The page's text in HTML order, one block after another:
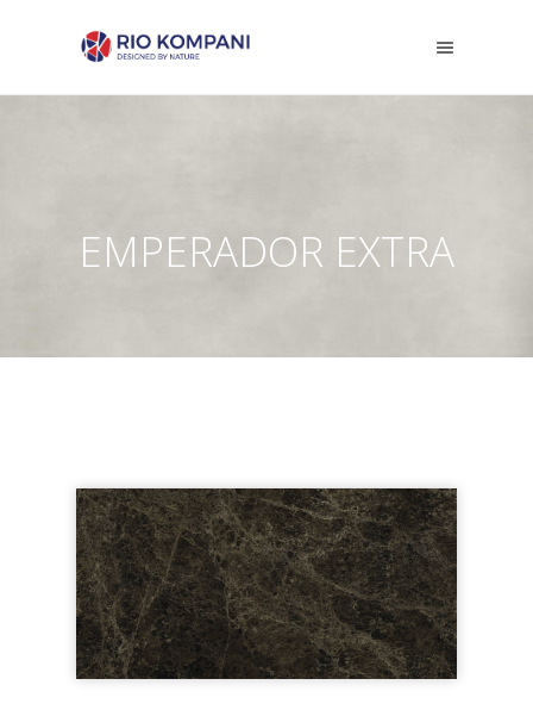
EMPERADOR EXTRA